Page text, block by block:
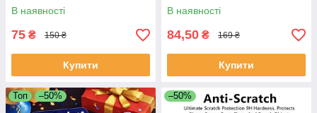
В наявності
75 ₴ 150 ₴
Купити
В наявності
84,50 ₴ 169 ₴
Купити
Топ –50% –50%